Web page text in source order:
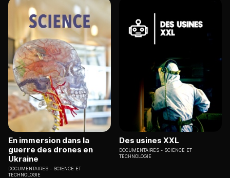
En immersion dans la
guerre des drones en
Ukraine
DOCUMENTAIRES
SCIENCE ET
TECHNOLOGIE
Des usines XXL
DOCUMENTAIRES
SCIENCE ET
TECHNOLOGIE